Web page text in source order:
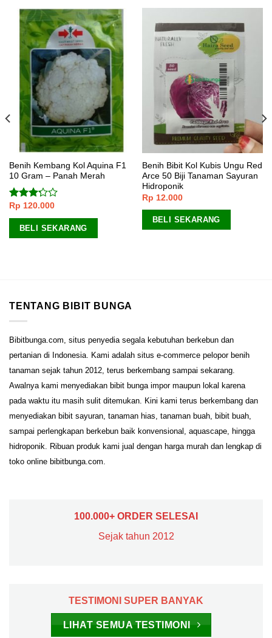
Benih Kembang Kol Aquina F1
10 Gram – Panah Merah
Dinilai
3.00
dari 5
Rp 120.000
BELI SEKARANG
Benih Bibit Kol Kubis Ungu Red
Arce 50 Biji Tanaman Sayuran
Hidroponik
Rp 12.000
BELI SEKARANG
TENTANG BIBIT BUNGA
Bibitbunga.com, situs penyedia segala kebutuhan berkebun dan
pertanian di Indonesia. Kami adalah situs e-commerce pelopor benih
tanaman sejak tahun 2012, terus berkembang sampai sekarang.
Awalnya kami menyediakan bibit bunga impor maupun lokal karena
pada waktu itu masih sulit ditemukan. Kini kami terus berkembang dan
menyediakan bibit sayuran, tanaman hias, tanaman buah, bibit buah,
sampai perlengkapan berkebun baik konvensional, aquascape, hingga
hidroponik. Ribuan produk kami jual dengan harga murah dan lengkap di
toko online bibitbunga.com.
100.000+ ORDER SELESAI
Sejak tahun 2012
TESTIMONI SUPER BANYAK
LIHAT SEMUA TESTIMONI